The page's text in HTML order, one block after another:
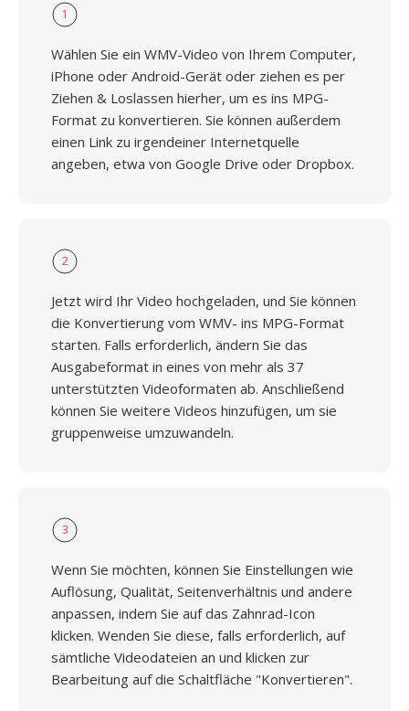
1
Wählen Sie ein WMV-Video von Ihrem Computer,
iPhone oder Android-Gerät oder ziehen es per
Ziehen & Loslassen hierher, um es ins MPG-
Format zu konvertieren. Sie können außerdem
einen Link zu irgendeiner Internetquelle
angeben, etwa von Google Drive oder Dropbox.
2
Jetzt wird Ihr Video hochgeladen, und Sie können
die Konvertierung vom WMV- ins MPG-Format
starten. Falls erforderlich, ändern Sie das
Ausgabeformat in eines von mehr als 37
unterstützten Videoformaten ab. Anschließend
können Sie weitere Videos hinzufügen, um sie
gruppenweise umzuwandeln.
3
Wenn Sie möchten, können Sie Einstellungen wie
Auflösung, Qualität, Seitenverhältnis und andere
anpassen, indem Sie auf das Zahnrad-Icon
klicken. Wenden Sie diese, falls erforderlich, auf
sämtliche Videodateien an und klicken zur
Bearbeitung auf die Schaltfläche "Konvertieren".